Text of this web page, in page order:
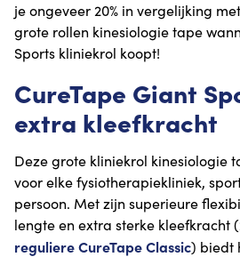
je ongeveer 20% in vergelijking
grote rollen kinesiologie tape
Sports kliniekrol koopt!
CureTape Giant
extra kleefkracht
Deze grote kliniekrol kinesiologie
voor elke fysiotherapiekliniek,
persoon. Met zijn superieure
lengte en extra sterke kleefkracht
reguliere CureTape Classic) biedt